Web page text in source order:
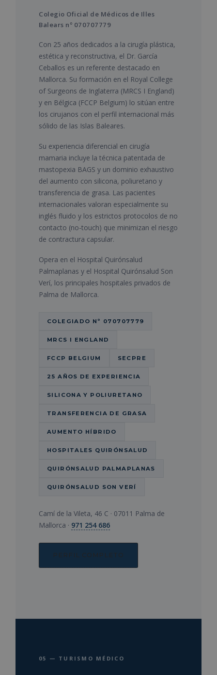
Colegio Oficial de Médicos de Illes
Balears nº 070707779
Con 25 años dedicados a la cirugía plástica,
estética y reconstructiva, el Dr. García
Ceballos es un referente destacado en
Mallorca. Su formación en el Royal College
of Surgeons de Inglaterra (MRCS I England)
y en Bélgica (FCCP Belgium) lo sitúan entre
los cirujanos con el perfil internacional más
sólido de las Islas Baleares.
Su experiencia diferencial en cirugía
mamaria incluye la técnica patentada de
mastopexia BAGS y un dominio exhaustivo
del aumento con silicona, poliuretano y
transferencia de grasa. Las pacientes
internacionales valoran especialmente su
inglés fluido y los estrictos protocolos de no
contacto (no-touch) que minimizan el riesgo
de contractura capsular.
Opera en el Hospital Quirónsalud
Palmaplanas y el Hospital Quirónsalud Son
Verí, los principales hospitales privados de
Palma de Mallorca.
COLEGIADO Nº 070707779
MRCS I ENGLAND
FCCP BELGIUM SECPRE
25 AÑOS DE EXPERIENCIA
SILICONA Y POLIURETANO
TRANSFERENCIA DE GRASA
AUMENTO HÍBRIDO
HOSPITALES QUIRÓNSALUD
QUIRÓNSALUD PALMAPLANAS
QUIRÓNSALUD SON VERÍ
Camí de la Vileta, 46 C · 07011 Palma de
Mallorca · 971 254 686
PERFIL COMPLETO
05 — TURISMO MÉDICO